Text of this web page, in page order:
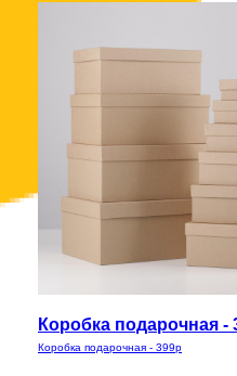
Коробка подарочная -
Коробка подарочная - 399р